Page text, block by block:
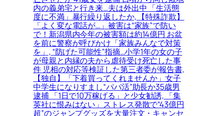
内の義弟宅と行き来…夫は外出中 「生活態
度に不満」暴行繰り返したか, 【特殊詐欺】
「よく変な電話が…」被害は“家族”で防い
で！新潟県内今年の被害額は約14億円 お盆
を前に警察が呼びかけ「家族みんなで対策
を」, “防げた可能性”指摘…小学1年の女の子
が母親と内縁の夫から虐待受け死亡した事
件 児相の対応等検証した第三者委が報告書,
【独自】「下着買ってくれませんか」女子
中学生になりすまし“パパ活”助長か35歳男
逮捕 「1日で10万稼げる」と少女勧誘, 「集
英社に恨みはない」ストレス発散で“43億円
超”のジャンプグッズを大量注文・キャンセ